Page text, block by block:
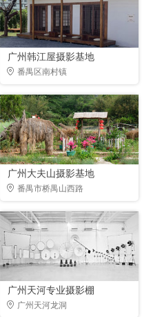
广州韩江屋摄影基地
番禺区南村镇
广州大夫山摄影基地
番禺市桥禺山西路
广州天河专业摄影棚
广州天河龙洞